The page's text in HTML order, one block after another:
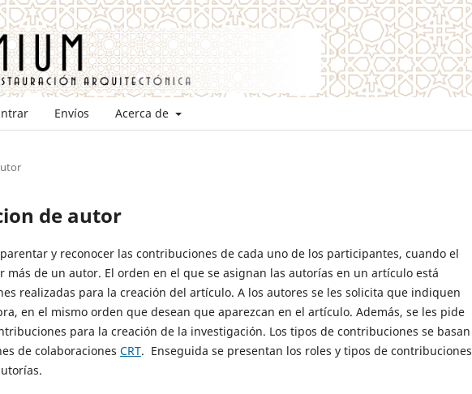
Envíos Acerca de
de autor
y reconocer las contribuciones de cada uno de los participantes, cuando el
de un autor. El orden en el que se asignan las autorías en un artículo está
realizadas para la creación del artículo. A los autores se les solicita que indiquen
en el mismo orden que desean que aparezcan en el artículo. Además, se les pide
para la creación de la investigación. Los tipos de contribuciones se basan
de colaboraciones CRT. Enseguida se presentan los roles y tipos de contribuciones